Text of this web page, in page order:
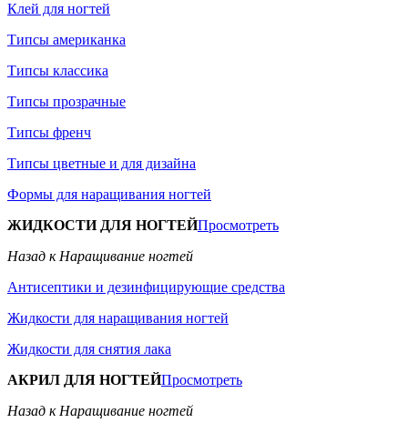
Клей для ногтей
Типсы американка
Типсы классика
Типсы прозрачные
Типсы френч
Типсы цветные и для дизайна
Формы для наращивания ногтей
ЖИДКОСТИ ДЛЯ НОГТЕЙПросмотреть
Назад к Наращивание ногтей
Антисептики и дезинфицирующие средства
Жидкости для наращивания ногтей
Жидкости для снятия лака
АКРИЛ ДЛЯ НОГТЕЙПросмотреть
Назад к Наращивание ногтей